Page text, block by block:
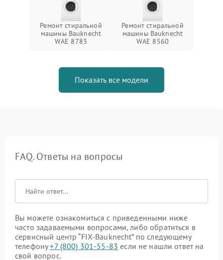
Ремонт стиральной
машины Bauknecht
WAE 8783
Ремонт стиральной
машины Bauknecht
WAE 8560
Показать все модели
FAQ. Ответы на вопросы
Вы можете ознакомиться с приведенными ниже
часто задаваемыми вопросами, либо обратиться в
сервисный центр “FIX-Bauknecht” по следующему
телефону+7 (800) 301-55-83 если не нашли ответ на
свой вопрос.